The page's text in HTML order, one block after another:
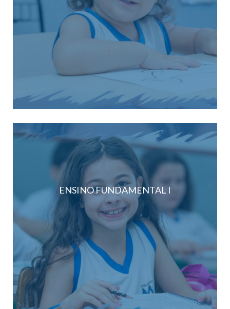
ENSINO FUNDAMENTAL I